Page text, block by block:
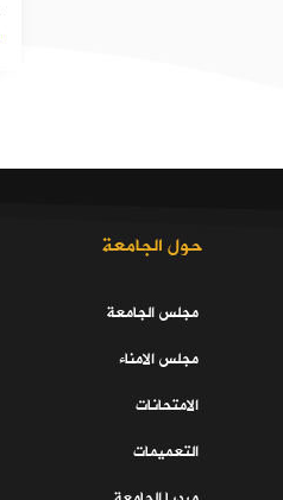
حول الجامعة
مجلس الجامعة
مجلس الامناء
الامتحانات
التعميمات